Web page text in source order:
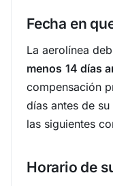
Fecha en
La aerolínea
menos 14 días
compensación
días antes de
las siguientes
Horario de